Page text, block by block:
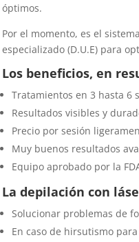
óptimos.
Por el momento, es el
especializado (D.U.E) para
Los beneficios, en
Tratamientos en 3 hasta 6
Resultados visibles y
Precio por sesión
Muy buenos resultados
Equipo aprobado por la
La depilación con
Solucionar problemas de
En caso de hirsutismo